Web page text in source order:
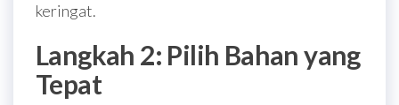
keringat.
Langkah 2: Pilih Bahan yang
Tepat